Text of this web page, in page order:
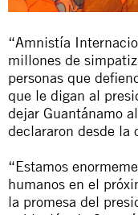
“Amnistía
millones de
personas que
que le digan al
dejar Guantánamo
declararon desde la
“Estamos
humanos en el
la promesa del